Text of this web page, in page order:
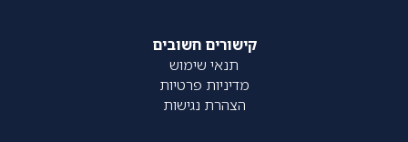
קישורים חשובים
תנאי שימוש
מדיניות פרטיות
הצהרת נגישות